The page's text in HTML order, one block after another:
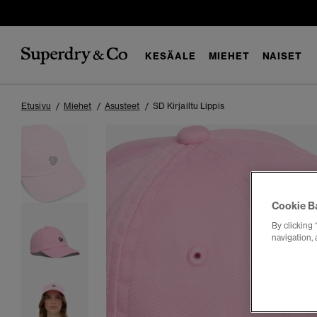
KESÄALE MIEHET NAISET
Etusivu Miehet Asusteet SD Kirjailtu Lippis
Cookie
By clicking
navigation,